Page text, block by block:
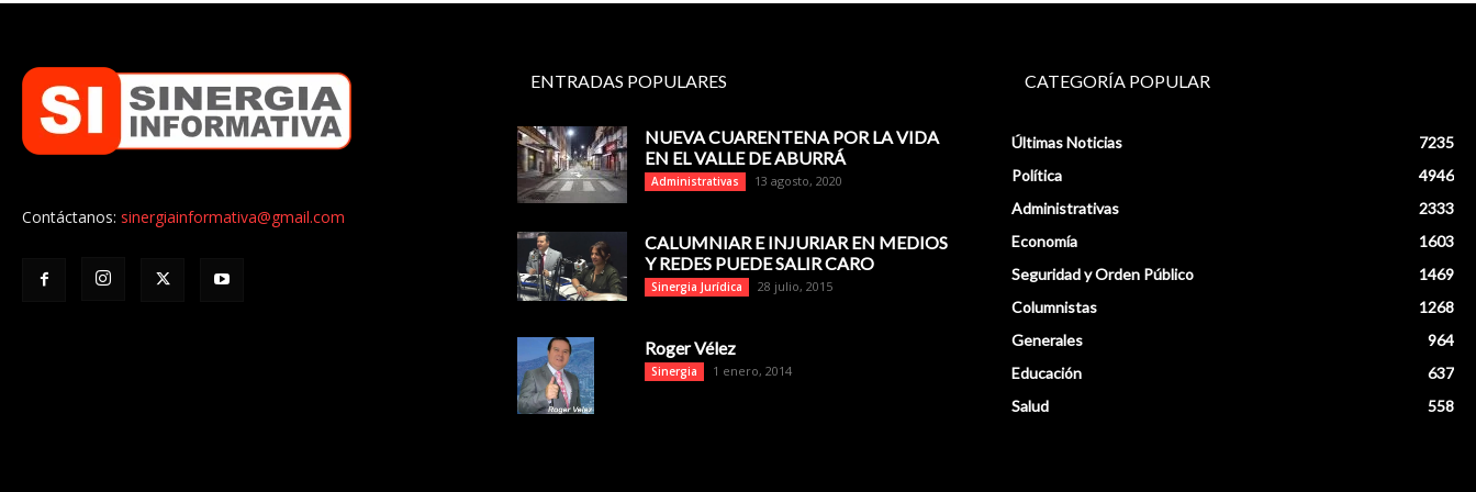
Contáctanos: sinergiainformativa@gmail.com
ENTRADAS POPULARES
NUEVA CUARENTENA POR LA VIDA
EN EL VALLE DE ABURRÁ
Administrativas 13 agosto, 2020
CALUMNIAR E INJURIAR EN MEDIOS
Y REDES PUEDE SALIR CARO
Sinergia Jurídica 28 julio, 2015
Roger Vélez
Sinergia 1 enero, 2014
CATEGORÍA POPULAR
Últimas Noticias
7235
Política
4946
Administrativas
2333
Economía
1603
Seguridad y Orden Público
1469
Columnistas
1268
Generales
964
Educación
637
Salud
558